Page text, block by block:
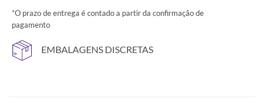
*O prazo de entrega é contado a partir da confirmação de
pagamento
EMBALAGENS DISCRETAS